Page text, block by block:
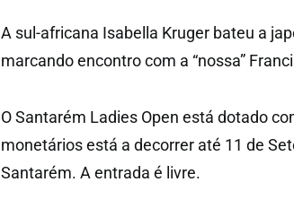
A sul-africana Isabella Kruger bateu a
marcando encontro com a “nossa”
O Santarém Ladies Open está dotado
monetários está a decorrer até 11 de
Santarém. A entrada é livre.